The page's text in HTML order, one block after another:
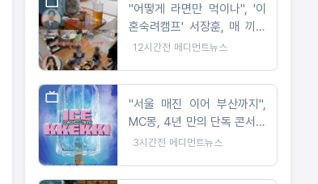
"어떻게 라면만 먹이나", '이
혼숙려캠프' 서장훈, 매 끼니
라면 먹이는 부모에 일침
12시간전 메디먼트뉴스
"서울 매진 이어 부산까지",
MC몽, 4년 만의 단독 콘서트
전국으로 확대
3시간전 메디먼트뉴스